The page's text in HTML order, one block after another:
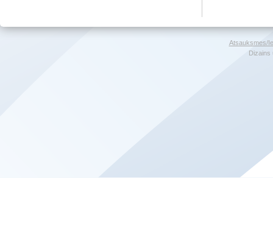
Atsauksmes/
Dizains